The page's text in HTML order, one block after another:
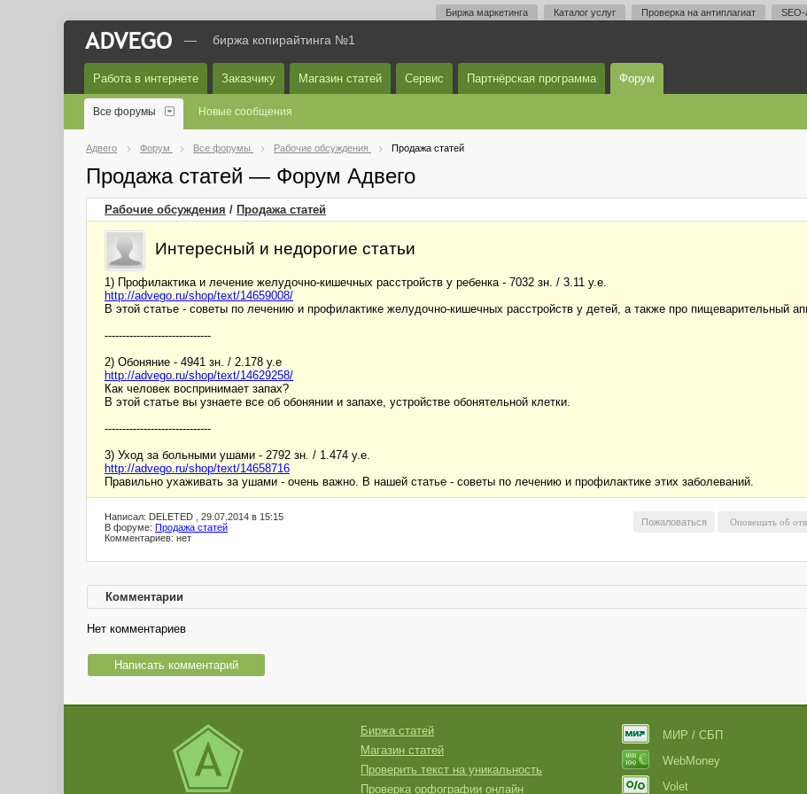
Биржа маркетинга Каталог услуг Проверка на антиплагиат SEO-
— биржа копирайтинга №1
Работа в интернете Заказчику Магазин статей Сервис Партнёрская программа Форум
Все форумы Новые сообщения
Адвего Форум Все форумы Рабочие обсуждения Продажа статей
Продажа статей — Форум Адвего
Рабочие обсуждения / Продажа статей
Интересный и недорогие статьи
1) Профилактика и лечение желудочно-кишечных расстройств у ребенка - 7032 зн. / 3.11 у.е.
http://advego.ru/shop/text/14659008/
В этой статье - советы по лечению и профилактике желудочно-кишечных расстройств у детей, а также про пищеварительный
------------------------------
2) Обоняние - 4941 зн. / 2.178 у.е
http://advego.ru/shop/text/14629258/
Как человек воспринимает запах?
В этой статье вы узнаете все об обонянии и запахе, устройстве обонятельной клетки.
------------------------------
3) Уход за больными ушами - 2792 зн. / 1.474 у.е.
http://advego.ru/shop/text/14658716
Правильно ухаживать за ушами - очень важно. В нашей статье - советы по лечению и профилактике этих заболеваний.
Пожаловаться
Написал: DELETED , 29.07.2014 в 15:15
В форуме: Продажа статей
Комментариев: нет
Комментарии
Нет комментариев
Написать комментарий
Биржа статей
Магазин статей
Проверить текст на уникальность
Проверка орфографии онлайн
МИР / СБП
WebMoney
Volet